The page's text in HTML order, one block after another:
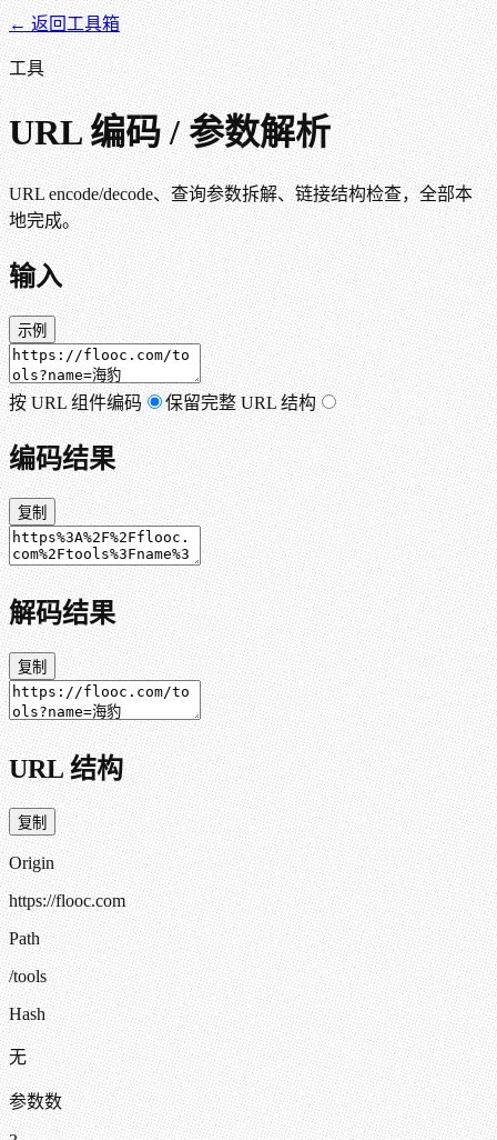
← 返回工具箱
工具
URL 编码 / 参数解析
URL encode/decode、查询参数拆解、链接结构检查，全部本
地完成。
输入
示例
按 URL 组件编码 保留完整 URL 结构
编码结果
复制
解码结果
复制
URL 结构
复制
Origin
https://flooc.com
Path
/tools
Hash
无
参数数